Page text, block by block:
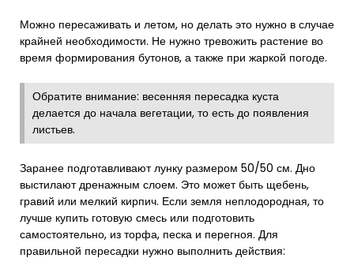
Можно пересаживать и летом, но делать это нужно в случае
крайней необходимости. Не нужно тревожить растение во
время формирования бутонов, а также при жаркой погоде.
Обратите внимание: весенняя пересадка куста
делается до начала вегетации, то есть до появления
листьев.
Заранее подготавливают лунку размером 50/50 см. Дно
выстилают дренажным слоем. Это может быть щебень,
гравий или мелкий кирпич. Если земля неплодородная, то
лучше купить готовую смесь или подготовить
самостоятельно, из торфа, песка и перегноя. Для
правильной пересадки нужно выполнить действия: